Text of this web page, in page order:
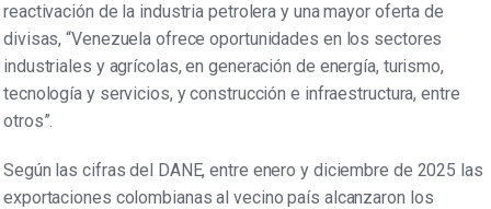
reactivación de la industria petrolera y una mayor oferta de
divisas, “Venezuela ofrece oportunidades en los sectores
industriales y agrícolas, en generación de energía, turismo,
tecnología y servicios, y construcción e infraestructura, entre
otros”.
Según las cifras del DANE, entre enero y diciembre de 2025 las
exportaciones colombianas al vecino país alcanzaron los